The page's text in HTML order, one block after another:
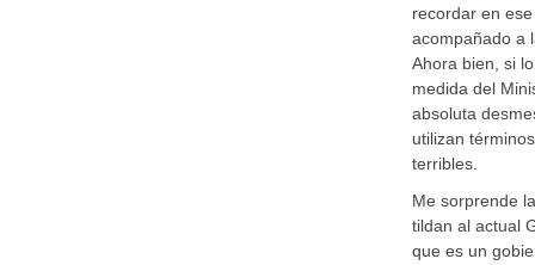
recordar en
acompañado a
Ahora bien, si
medida del
absoluta
utilizan
terribles.
Me sorprende
tildan al actual
que es un